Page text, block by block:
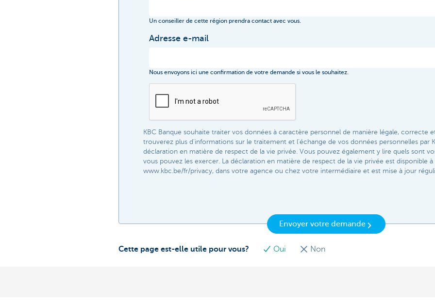
Un conseiller de cette région prendra contact avec vous.
Adresse e-mail
Nous envoyons ici une confirmation de votre demande si vous le souhaitez.
KBC Banque souhaite traiter vos données à caractère personnel de manière légale, correcte
trouverez plus d'informations sur le traitement et l'échange de vos données personnelles par
déclaration en matière de respect de la vie privée. Vous pouvez également y lire quels sont
vous pouvez les exercer. La déclaration en matière de respect de la vie privée est disponible à
www.kbc.be/fr/privacy, dans votre agence ou chez votre intermédiaire et est mise à jour
Envoyer votre demande
Cette page est-elle utile pour vous? Oui Non